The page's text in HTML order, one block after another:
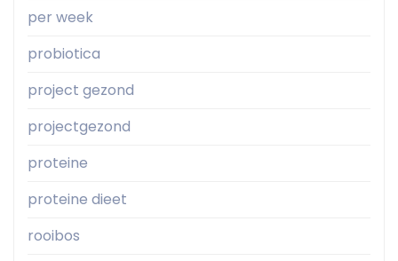
per week
probiotica
project gezond
projectgezond
proteine
proteine dieet
rooibos